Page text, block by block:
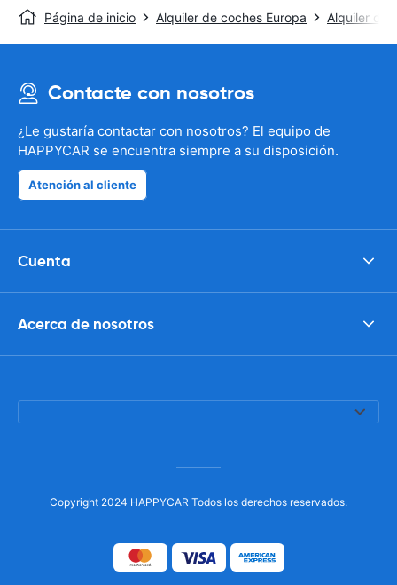
Página de inicio Alquiler de coches Europa Alquiler de
Contacte con nosotros
¿Le gustaría contactar con nosotros? El equipo de
HAPPYCAR se encuentra siempre a su disposición.
Atención al cliente
Cuenta
Acerca de nosotros
Copyright 2024 HAPPYCAR Todos los derechos reservados.